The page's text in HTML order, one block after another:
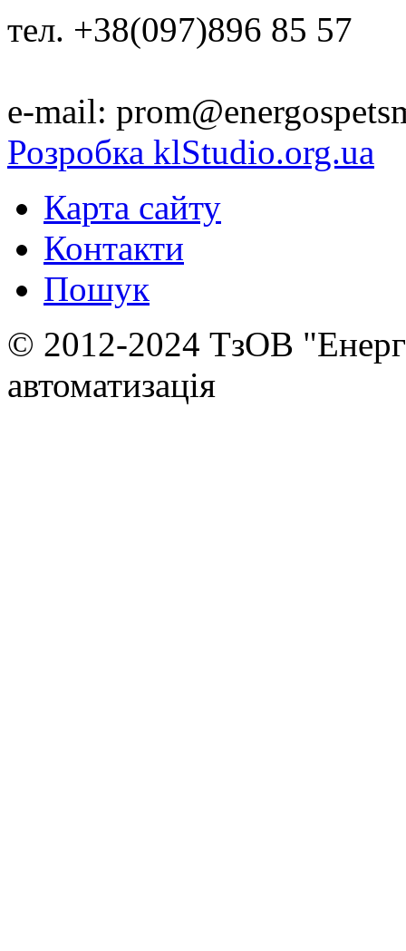
тел. +38(097)896 85 57
e-mail:
Розробка klStudio.org.ua
Карта сайту
Контакти
Пошук
© 2012-2024 ТзОВ
автоматизація